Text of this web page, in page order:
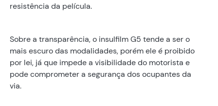
resistência da película.
Sobre a transparência, o insulfilm G5 tende a ser o
mais escuro das modalidades, porém ele é proibido
por lei, já que impede a visibilidade do motorista e
pode comprometer a segurança dos ocupantes da
via.